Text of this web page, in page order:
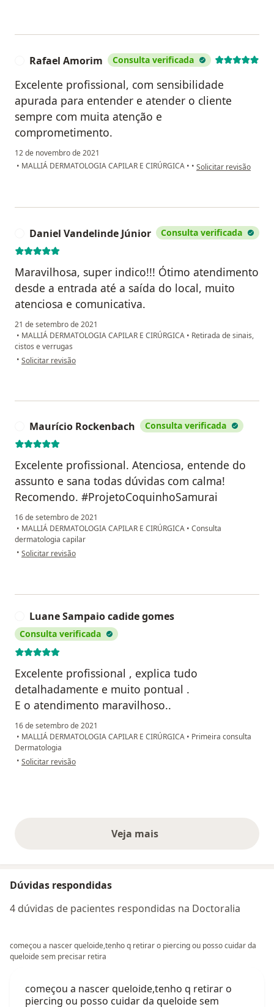
Rafael Amorim Consulta verificada
Excelente profissional, com sensibilidade
apurada para entender e atender o cliente
sempre com muita atenção e
comprometimento.
12 de novembro de 2021
• MALLIÁ DERMATOLOGIA CAPILAR E CIRÚRGICA • • na opinião do
Solicitar revisão
Daniel Vandelinde Júnior Consulta verificada
Maravilhosa, super indico!!! Ótimo atendimento
desde a entrada até a saída do local, muito
atenciosa e comunicativa.
21 de setembro de 2021
• MALLIÁ DERMATOLOGIA CAPILAR E CIRÚRGICA • Retirada de sinais,
cistos e verrugas
• na opinião do utilizador Daniel Vandelinde Júnior
Solicitar revisão
Maurício Rockenbach Consulta verificada
Excelente profissional. Atenciosa, entende do
assunto e sana todas dúvidas com calma!
Recomendo. #ProjetoCoquinhoSamurai
16 de setembro de 2021
• MALLIÁ DERMATOLOGIA CAPILAR E CIRÚRGICA • Consulta
dermatologia capilar
• na opinião do utilizador Maurício Rockenbach
Solicitar revisão
Luane Sampaio cadide gomes
Consulta verificada
Excelente profissional , explica tudo
detalhadamente e muito pontual .
E o atendimento maravilhoso..
16 de setembro de 2021
• MALLIÁ DERMATOLOGIA CAPILAR E CIRÚRGICA • Primeira consulta
Dermatologia
• na opinião do utilizador Luane Sampaio cadide gomes
Solicitar revisão
Veja maisopiniões acima
Dúvidas respondidas
4 dúvidas de pacientes respondidas na Doctoralia
começou a nascer queloide,tenho q retirar o piercing ou posso cuidar da
queloide sem precisar retira
começou a nascer queloide,tenho q retirar o
piercing ou posso cuidar da queloide sem